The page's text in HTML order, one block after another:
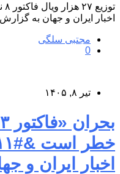
اخبار ایران و جهان به
مجتبی سلگی
0
تیر ۸, ۱۴۰۵
اخبار ایران و